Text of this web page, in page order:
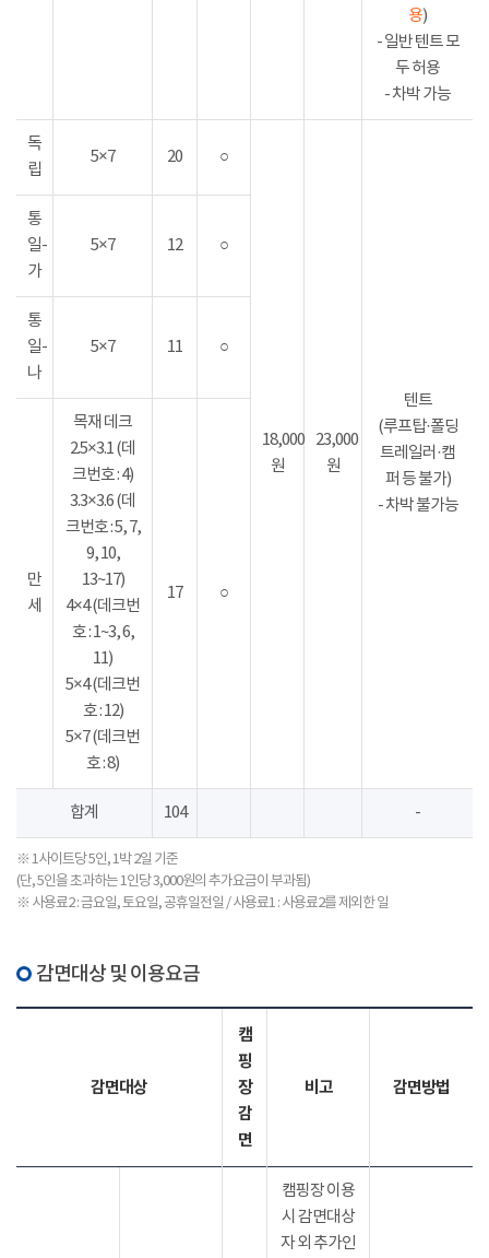
용)
- 일반 텐트 모
두 허용
- 차박 가능
독
립
5×7 20 ○
18,000
원
23,000
원
텐트
(루프탑·폴딩
트레일러·캠
퍼 등 불가)
- 차박 불가능
통
일-
가
5×7 12 ○
통
일-
나
5×7 11 ○
만
세
목재 데크
2.5×3.1 (데
크번호 : 4)
3.3×3.6 (데
크번호 : 5, 7,
9, 10,
13~17)
4×4 (데크번
호 : 1~3, 6,
11)
5×4 (데크번
호 : 12)
5×7 (데크번
호 : 8)
17 ○
합계 104 -
※ 1사이트당 5인, 1박 2일 기준
(단, 5인을 초과하는 1인당 3,000원의 추가요금이 부과됨)
※ 사용료2 : 금요일, 토요일, 공휴일전일 / 사용료1 : 사용료2를 제외한 일
감면대상 및 이용요금
감면대상
캠
핑
장
감
면
비고 감면방법
캠핑장 이용
시 감면대상
자 외 추가인